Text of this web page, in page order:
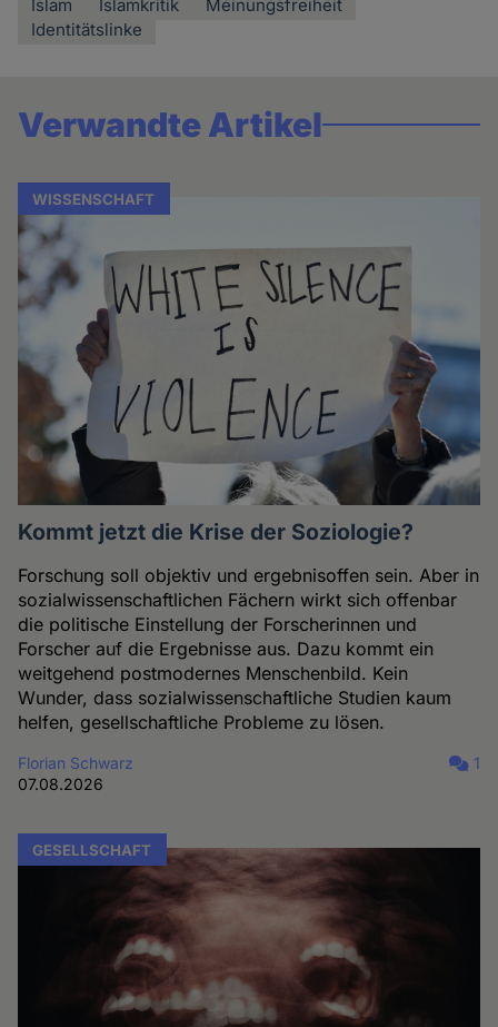
Islam Islamkritik
Meinungsfreiheit
Identitätslinke
Verwandte Artikel
WISSENSCHAFT
Kommt jetzt die Krise der Soziologie?
Forschung soll objektiv und ergebnisoffen sein. Aber in
sozialwissenschaftlichen Fächern wirkt sich offenbar
die politische Einstellung der Forscherinnen und
Forscher auf die Ergebnisse aus. Dazu kommt ein
weitgehend postmodernes Menschenbild. Kein
Wunder, dass sozialwissenschaftliche Studien kaum
helfen, gesellschaftliche Probleme zu lösen.
Florian Schwarz
07.08.2026
1
GESELLSCHAFT